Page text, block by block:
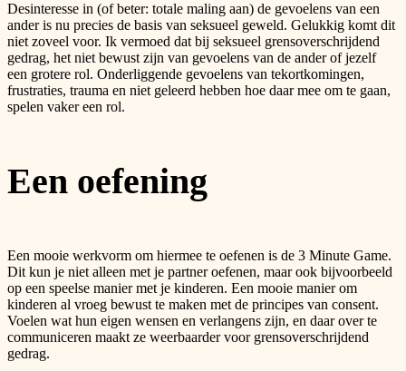
Desinteresse in (of beter: totale maling aan) de gevoelens van een
ander is nu precies de basis van seksueel geweld. Gelukkig komt dit
niet zoveel voor. Ik vermoed dat bij seksueel grensoverschrijdend
gedrag, het niet bewust zijn van gevoelens van de ander of jezelf
een grotere rol. Onderliggende gevoelens van tekortkomingen,
frustraties, trauma en niet geleerd hebben hoe daar mee om te gaan,
spelen vaker een rol.
Een oefening
Een mooie werkvorm om hiermee te oefenen is de 3 Minute Game.
Dit kun je niet alleen met je partner oefenen, maar ook bijvoorbeeld
op een speelse manier met je kinderen. Een mooie manier om
kinderen al vroeg bewust te maken met de principes van consent.
Voelen wat hun eigen wensen en verlangens zijn, en daar over te
communiceren maakt ze weerbaarder voor grensoverschrijdend
gedrag.